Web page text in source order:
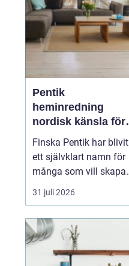
Pentik
heminredning
nordisk känsla för
varma och
personliga hem
Finska Pentik har blivit
ett självklart namn för
många som vill skapa
ett varmt, ombonat och
personligt hem. Med
natur inspirerar
varumärket till miljöer
där vardagsföremål
31 juli 2026